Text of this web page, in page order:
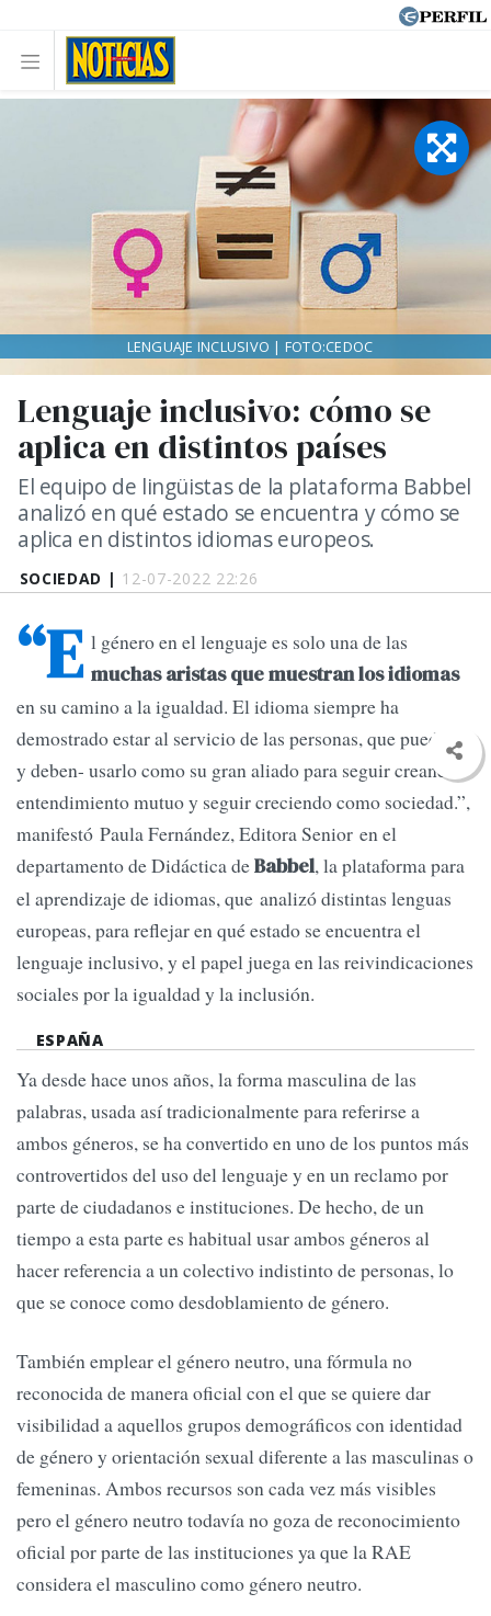
SOCIEDAD | 12-07-2022 22:26
Lenguaje inclusivo: cómo se
aplica en distintos países
El equipo de lingüistas de la plataforma Babbel
analizó en qué estado se encuentra y cómo se
aplica en distintos idiomas europeos.
LENGUAJE INCLUSIVO | FOTO:CEDOC
“E l género en el lenguaje es solo una de las
muchas aristas que muestran los idiomas
en su camino a la igualdad. El idioma siempre ha
demostrado estar al servicio de las personas, que pueden -
y deben- usarlo como su gran aliado para seguir creando
entendimiento mutuo y seguir creciendo como sociedad.”,
manifestó Paula Fernández, Editora Senior en el
departamento de Didáctica deBabbel, la plataformapara
el aprendizaje de idiomas, que analizó distintas lenguas
europeas, para reflejar en qué estado se encuentra el
lenguaje inclusivo, y el papel juega en las reivindicaciones
sociales por la igualdad y la inclusión.
ESPAÑA
Ya desde hace unos años, la forma masculina de las
palabras, usada así tradicionalmente para referirse a
ambos géneros, se ha convertido en uno de los puntos más
controvertidos del uso del lenguaje y en un reclamo por
parte de ciudadanos e instituciones. De hecho, de un
tiempo a esta parte es habitual usar ambos géneros al
hacer referencia a un colectivo indistinto de personas, lo
que se conoce como desdoblamiento de género.
También emplear el género neutro, una fórmula no
reconocida de manera oficial con el que se quiere dar
visibilidad a aquellos grupos demográficos con identidad
de género y orientación sexual diferente a las masculinas o
femeninas. Ambos recursos son cada vez más visibles
pero el género neutro todavía no goza de reconocimiento
oficial por parte de las instituciones ya que la RAE
considera el masculino como género neutro.